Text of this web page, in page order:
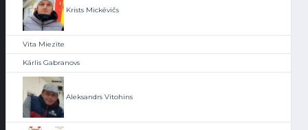
Krists Mickēvičs
Vita Miezīte
Kārlis Gabranovs
Aleksandrs Vitohins